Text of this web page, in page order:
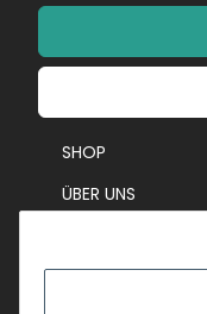
SHOP
ÜBER UNS